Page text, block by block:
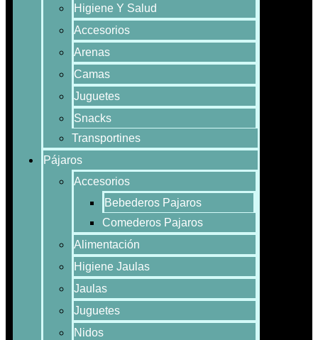
Higiene Y Salud
Accesorios
Arenas
Camas
Juguetes
Snacks
Transportines
Pájaros
Accesorios
Bebederos Pajaros
Comederos Pajaros
Alimentación
Higiene Jaulas
Jaulas
Juguetes
Nidos